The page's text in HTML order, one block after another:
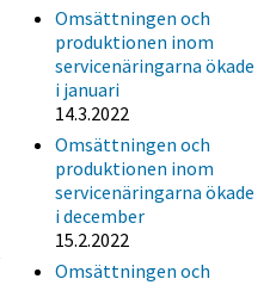
Omsättningen och
produktionen inom
servicenäringarna ökade
i januari
14.3.2022
Omsättningen och
produktionen inom
servicenäringarna ökade
i december
15.2.2022
Omsättningen och